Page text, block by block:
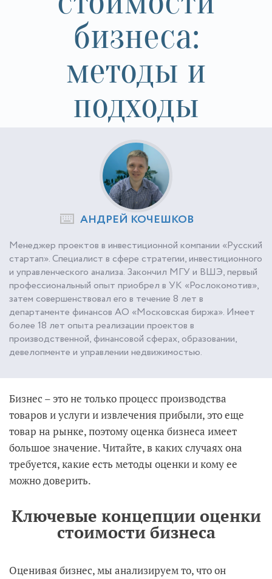
бизнеса:
методы и
подходы
АНДРЕЙ КОЧЕШКОВ
Менеджер проектов в инвестиционной компании «Русский
стартап». Специалист в сфере стратегии, инвестиционного
и управленческого анализа. Закончил МГУ и ВШЭ, первый
профессиональный опыт приобрел в УК «Рослокомотив»,
затем совершенствовал его в течение 8 лет в
департаменте финансов АО «Московская биржа». Имеет
более 18 лет опыта реализации проектов в
производственной, финансовой сферах, образовании,
девелопменте и управлении недвижимостью.
Бизнес – это не только процесс производства
товаров и услуги и извлечения прибыли, это еще
товар на рынке, поэтому оценка бизнеса имеет
большое значение. Читайте, в каких случаях она
требуется, какие есть методы оценки и кому ее
можно доверить.
Ключевые концепции оценки
стоимости бизнеса
Оценивая бизнес, мы анализируем то, что он